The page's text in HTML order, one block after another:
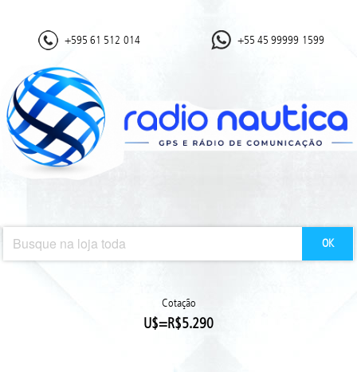
+595 61 512-014 +55 45 99999-1599
OK
Cotação
U$=R$5.290